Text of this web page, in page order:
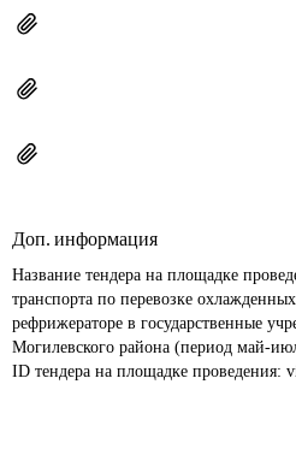
Доп. информация
Название тендера на площадке
транспорта по перевозке
рефрижераторе в государственные
Могилевского района (период май-
ID тендера на площадке проведения: